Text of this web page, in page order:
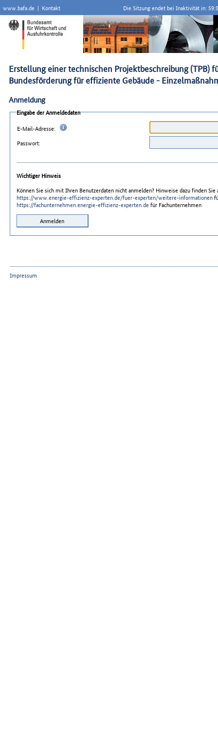
www.bafa.de | Kontakt Die Sitzung endet bei Inaktivität in:
Erstellung einer technischen Projektbeschreibung (TPB)
Bundesförderung für effiziente Gebäude -
Anmeldung
Eingabe der Anmeldedaten
E-Mail-Adresse:
Passwort:
Wichtiger Hinweis
Können Sie sich mit Ihren Benutzerdaten nicht anmelden? Hinweise dazu finden
https://www.energie-effizienz-experten.de/fuer-experten/weitere-informationen
https://fachunternehmen.energie-effizienz-experten.de für Fachunternehmen
Impressum